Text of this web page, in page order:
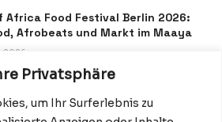
Privatsphäre
um Ihr Surferlebnis zu
Africa Food Festival Berlin 2026:
Afrobeats und Markt im Maaya
2026